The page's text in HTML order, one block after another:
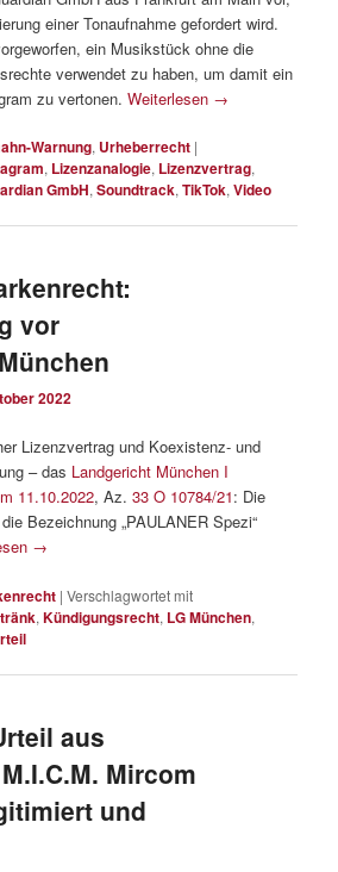
einer Tonaufnahme gefordert wird.
ein Musikstück ohne die
verwendet zu haben, um damit ein
zu vertonen.Weiterlesen →
Warnung, Urheberrecht |
, Lizenzanalogie, Lizenzvertrag,
GmbH,Soundtrack,TikTok,Video
vor
2022
Lizenzvertrag und Koexistenz- und
– das Landgericht München I
11.10.2022, Az.33 O 10784/21: Die
Bezeichnung „PAULANER Spezi“
→
|Verschlagwortet mit
,Kündigungsrecht, LG München,
aus
Mircom
und